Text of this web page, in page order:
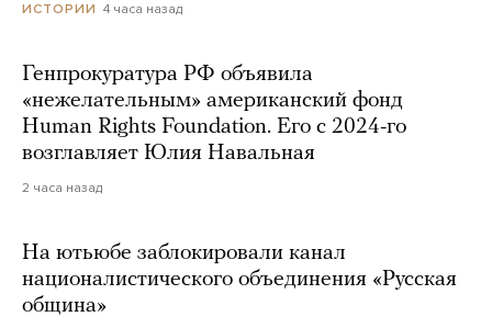
ИСТОРИИ 4 часа назад
Генпрокуратура РФ объявила
«нежелательным» американский фонд
Human Rights Foundation. Его с 2024-го
возглавляет Юлия Навальная
2 часа назад
На ютьюбе заблокировали канал
националистического объединения «Русская
община»